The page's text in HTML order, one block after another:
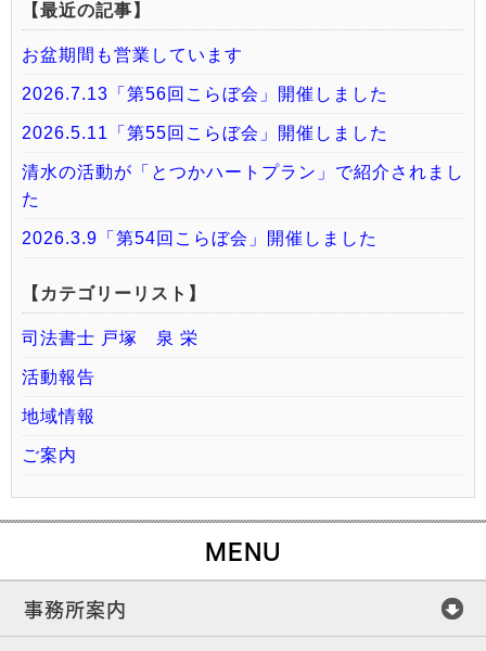
【最近の記事】
お盆期間も営業しています
2026.7.13「第56回こらぼ会」開催しました
2026.5.11「第55回こらぼ会」開催しました
清水の活動が「とつかハートプラン」で紹介されまし
た
2026.3.9「第54回こらぼ会」開催しました
【カテゴリーリスト】
司法書士 戸塚 泉 栄
活動報告
地域情報
ご案内
MENU
事務所案内